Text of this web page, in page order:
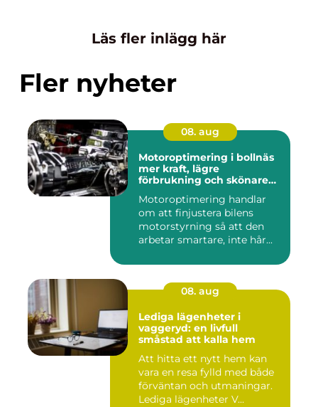
Läs fler inlägg här
Fler nyheter
08. aug
Motoroptimering i bollnäs
mer kraft, lägre
förbrukning och skönare
Motoroptimering handlar
om att finjustera bilens
motorstyrning så att den
arbetar smartare, inte hår...
08. aug
Lediga lägenheter i
vaggeryd: en livfull
småstad att kalla hem
Att hitta ett nytt hem kan
vara en resa fylld med både
förväntan och utmaningar.
Lediga lägenheter V...